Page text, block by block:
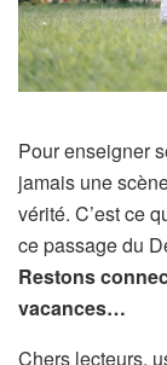
Pour enseigner
jamais une
vérité. C’est ce
ce passage du
Restons
vacances…
Chers lecteurs,